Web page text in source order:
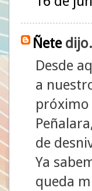
Ñete
Desde
a
próximo
de
Ya
queda